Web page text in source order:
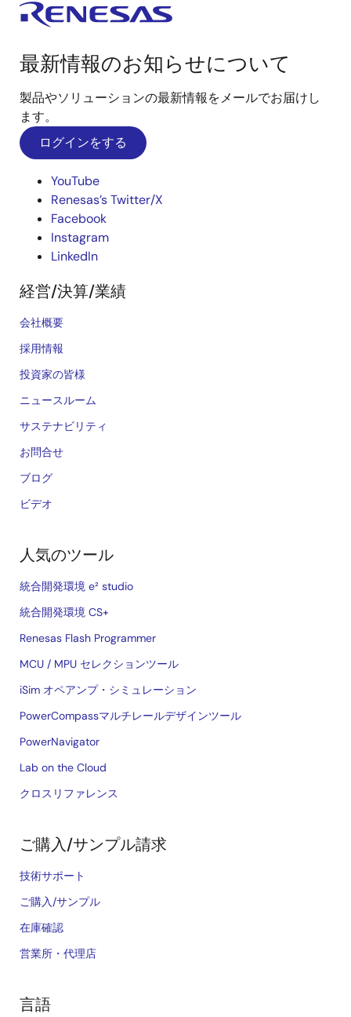
最新情報のお知らせについて
製品やソリューションの最新情報をメールでお届けし
ます。
ログインをする
YouTube
Renesas’s Twitter/X
Facebook
Instagram
LinkedIn
経営/決算/業績
会社概要
採用情報
投資家の皆様
ニュースルーム
サステナビリティ
お問合せ
ブログ
ビデオ
人気のツール
統合開発環境 e² studio
統合開発環境 CS+
Renesas Flash Programmer
MCU / MPU セレクションツール
iSim オペアンプ・シミュレーション
PowerCompassマルチレールデザインツール
PowerNavigator
Lab on the Cloud
クロスリファレンス
ご購入/サンプル請求
技術サポート
ご購入/サンプル
在庫確認
営業所・代理店
言語